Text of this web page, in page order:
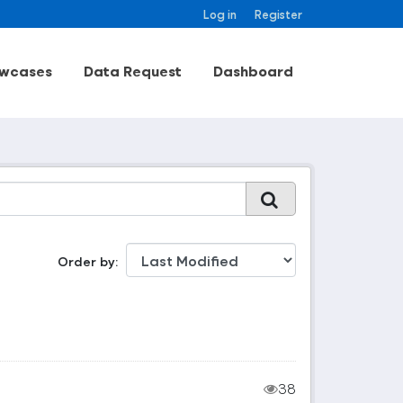
Log in Register
Data Request Dashboard
Order by
38